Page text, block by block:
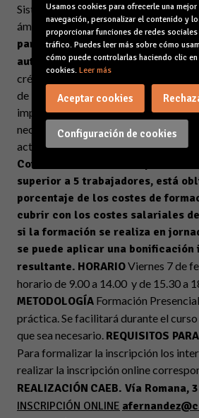
Sistema de Formación Profesional
ámbito laboral,esta formación es
parcialmente para trabajadores
autorizado por la empresa.Si la
crédito formativo, BSEF incluye en
de la bonificación ante la FUNDAE. El
imprescindible para la realización de
necesarios para la posterior
actuaciones por parte de la empresa
Cofinanciación: Si la empresa
superior a 5 trabajadores, está
porcentaje de los costes de
cubrir con los costes salariales
si la formación se realiza en
se puede aplicar una
resultante. HORARIOViernes 7 de
horario de 9.00 a 14.00 y de 15.30 a
METODOLOGÍA Formación
práctica. Se facilitará durante el
que sea necesario. REQUISITOS
Para formalizar la inscripción los
realizar la inscripción online
REALIZACIÓN CAEB. Vía Romana,
INSCRIPCIÓN ONLINE
Usamos cookies para ofrecerle una
navegación, personalizar el contenido y
proporcionar funciones de redes sociales
tráfico. Puedes leer más sobre cómo
cómo puede controlarlas haciendo clic
cookies. Leer más
Configuración de cookies
Aceptar cookies